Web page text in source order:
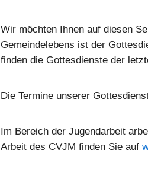
Wir möchten Ihnen auf diesen
Gemeindelebens ist der
finden die Gottesdienste der
Die Termine unserer
Im Bereich der Jugendarbeit
Arbeit des CVJM finden Sie auf